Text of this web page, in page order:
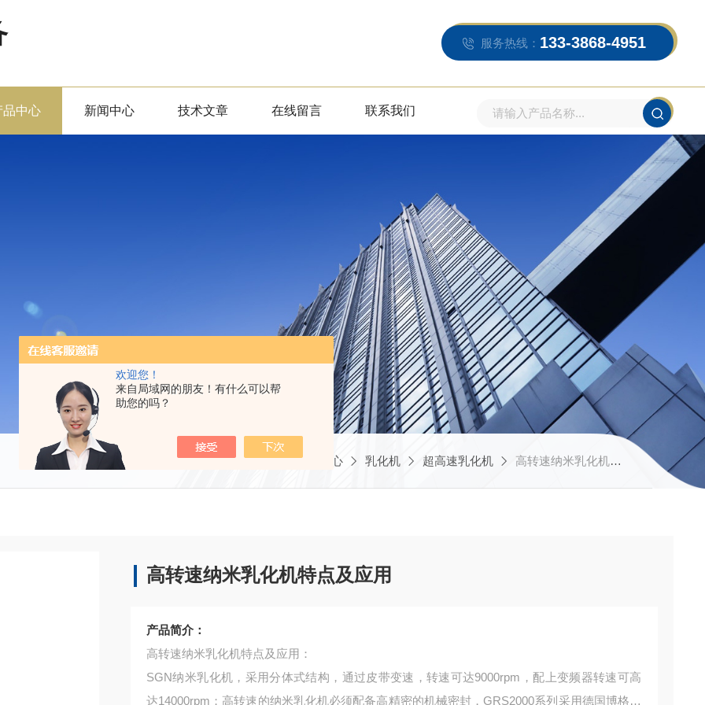
欢迎您！
来自局域网的朋友！有什么可以帮
助您的吗？
服务热线： 133-3868-4951
品中心 新闻中心 技术文章 在线留言 联系我们
当前位置：首页 产品中心 乳化机 超高速乳化机 高转速纳米乳化机特点及应用
高转速纳米乳化机特点及应用
产品简介：
高转速纳米乳化机特点及应用：
SGN纳米乳化机，采用分体式结构，通过皮带变速，转速可达9000rpm，配上变频器转速可高
达14000rpm；高转速的纳米乳化机必须配备高精密的机械密封，GRS2000系列采用德国博格曼